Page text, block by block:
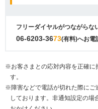
フリーダイヤルがつながらな
06-6203-3673(有料)へお電
※お客さまとの応対内容を正確に
す。
※障害などで電話が切れた際にご
しております。非通知設定の